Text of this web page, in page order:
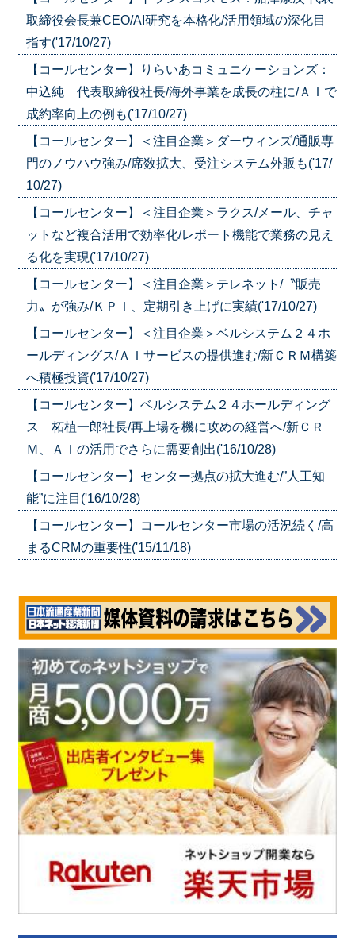
取締役会長兼CEO/AI研究を本格化/活用領域の深化目
指す('17/10/27)
【コールセンター】りらいあコミュニケーションズ：
中込純 代表取締役社長/海外事業を成長の柱に/ＡＩで
成約率向上の例も('17/10/27)
【コールセンター】＜注目企業＞ダーウィンズ/通販専
門のノウハウ強み/席数拡大、受注システム外販も('17/
10/27)
【コールセンター】＜注目企業＞ラクス/メール、チャ
ットなど複合活用で効率化/レポート機能で業務の見え
る化を実現('17/10/27)
【コールセンター】＜注目企業＞テレネット/〝販売
力〟が強み/ＫＰＩ、定期引き上げに実績('17/10/27)
【コールセンター】＜注目企業＞ベルシステム２４ホ
ールディングス/ＡＩサービスの提供進む/新ＣＲＭ構築
へ積極投資('17/10/27)
【コールセンター】ベルシステム２４ホールディング
ス 柘植一郎社長/再上場を機に攻めの経営へ/新ＣＲ
Ｍ、ＡＩの活用でさらに需要創出('16/10/28)
【コールセンター】センター拠点の拡大進む/”人工知
能”に注目('16/10/28)
【コールセンター】コールセンター市場の活況続く/高
まるCRMの重要性('15/11/18)